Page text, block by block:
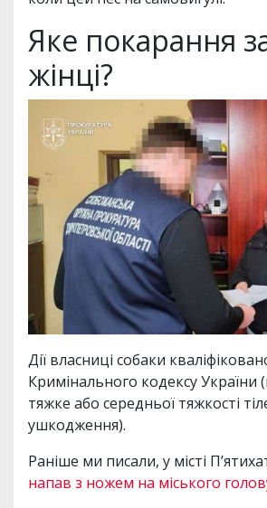
Яке покарання
жінці?
Дії власниці собаки
Кримінального кодексу України
тяжке або середньої тяжкості
ушкодження).
Раніше ми писали, у місті
напав з ножем на міського